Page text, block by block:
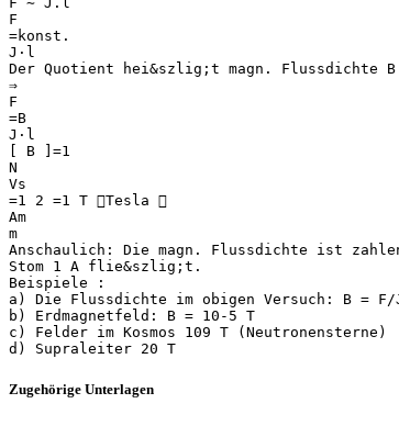
F
=konst.
J⋅l
Der Quotient hei&szlig;t magn. Flussdichte
⇒
F
=B
J⋅l
[ B ]=1
N
Vs
=1 2 =1 T Tesla 
Am
m
Anschaulich: Die magn. Flussdichte ist
Stom 1 A flie&szlig;t.
Beispiele :
a) Die Flussdichte im obigen Versuch: B =
b) Erdmagnetfeld: B = 10-5 T
c) Felder im Kosmos 109 T (Neutronensterne)
Zugehörige Unterlagen